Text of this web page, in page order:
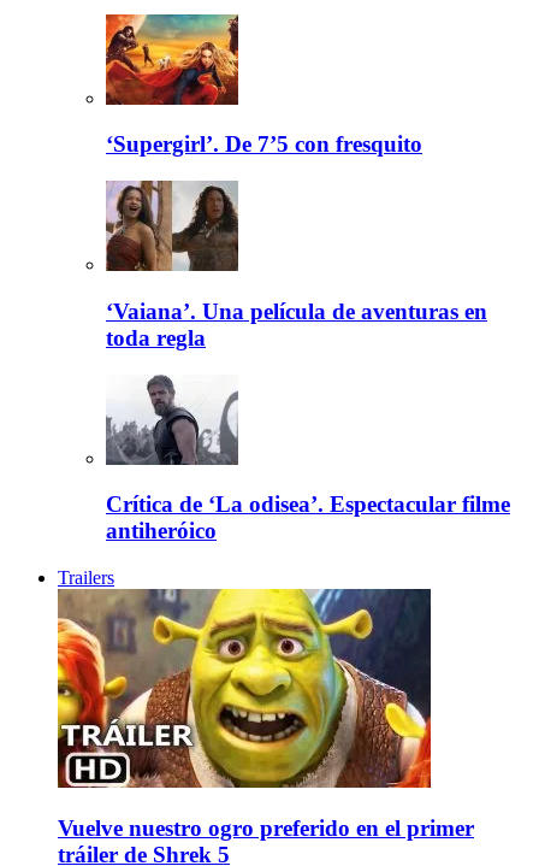
‘Supergirl’. De 7’5 con fresquito
‘Vaiana’. Una película de aventuras en
toda regla
Crítica de ‘La odisea’. Espectacular filme
antiheróico
Trailers
Vuelve nuestro ogro preferido en el primer
tráiler de Shrek 5